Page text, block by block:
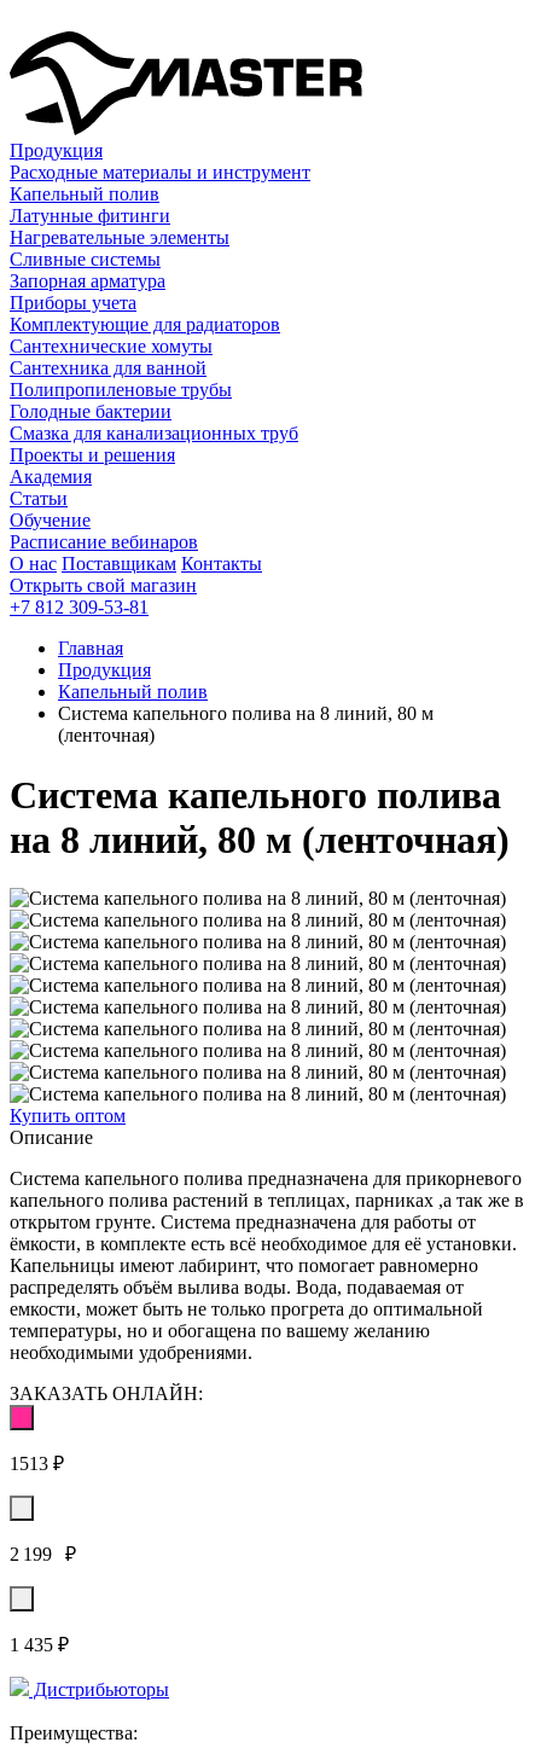
Продукция
Расходные материалы и инструмент
Капельный полив
Латунные фитинги
Нагревательные элементы
Сливные системы
Запорная арматура
Приборы учета
Комплектующие для радиаторов
Сантехнические хомуты
Сантехника для ванной
Полипропиленовые трубы
Голодные бактерии
Смазка для канализационных труб
Проекты и решения
Академия
Статьи
Обучение
Расписание вебинаров
О нас Поставщикам Контакты
Открыть свой магазин
+7 812 309-53-81
Главная
Продукция
Капельный полив
Система капельного полива на 8 линий, 80 м
(ленточная)
Система капельного полива
на 8 линий, 80 м (ленточная)
Купить оптом
Описание
Система капельного полива предназначена для прикорневого
капельного полива растений в теплицах, парниках ,а так же в
открытом грунте. Система предназначена для работы от
ёмкости, в комплекте есть всё необходимое для её установки.
Капельницы имеют лабиринт, что помогает равномерно
распределять объём вылива воды. Вода, подаваемая от
емкости, может быть не только прогрета до оптимальной
температуры, но и обогащена по вашему желанию
необходимыми удобрениями.
ЗАКАЗАТЬ ОНЛАЙН:
1513 ₽
2 199 ₽
1 435 ₽
Дистрибьюторы
Преимущества: